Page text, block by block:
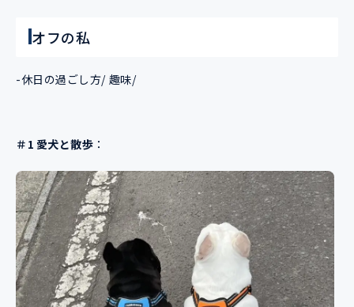
オフの私
-休日の過ごし方/ 趣味/
＃1 愛犬と散歩 ：